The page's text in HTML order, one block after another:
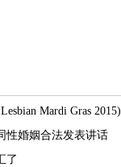
Mardi Gras 2015)
性婚姻合法发表讲话
了